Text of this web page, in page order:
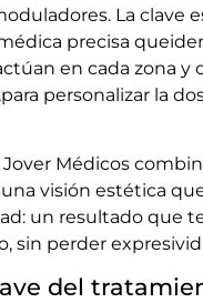
La clave
precisa
en cada zona y
personalizar la
Jover Médicos
visión estética
un resultado que
sin perder
del